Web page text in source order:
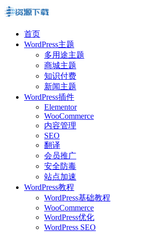
首页
WordPress主题
多用途主题
商城主题
知识付费
新闻主题
WordPress插件
Elementor
WooCommerce
内容管理
SEO
翻译
会员推广
安全防毒
站点加速
WordPress教程
WordPress基础教程
WooCommerce
WordPress优化
WordPress SEO